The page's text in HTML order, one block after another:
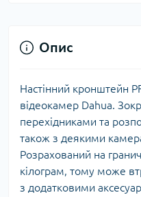
Опис
Настінний кронштейн
відеокамер Dahua.
перехідниками та
також з деякими
Розрахований на
кілограм, тому може
з додатковими